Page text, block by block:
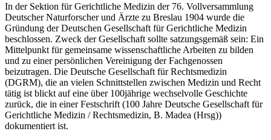
In der Sektion für Gerichtliche Medizin der 76. Vollversammlung
Deutscher Naturforscher und Ärzte zu Breslau 1904 wurde die
Gründung der Deutschen Gesellschaft für Gerichtliche Medizin
beschlossen. Zweck der Gesellschaft sollte satzungsgemäß sein: Ein
Mittelpunkt für gemeinsame wissenschaftliche Arbeiten zu bilden
und zu einer persönlichen Vereinigung der Fachgenossen
beizutragen. Die Deutsche Gesellschaft für Rechtsmedizin
(DGRM), die an vielen Schnittstellen zwischen Medizin und Recht
tätig ist blickt auf eine über 100jährige wechselvolle Geschichte
zurück, die in einer Festschrift (100 Jahre Deutsche Gesellschaft für
Gerichtliche Medizin / Rechtsmedizin, B. Madea (Hrsg))
dokumentiert ist.